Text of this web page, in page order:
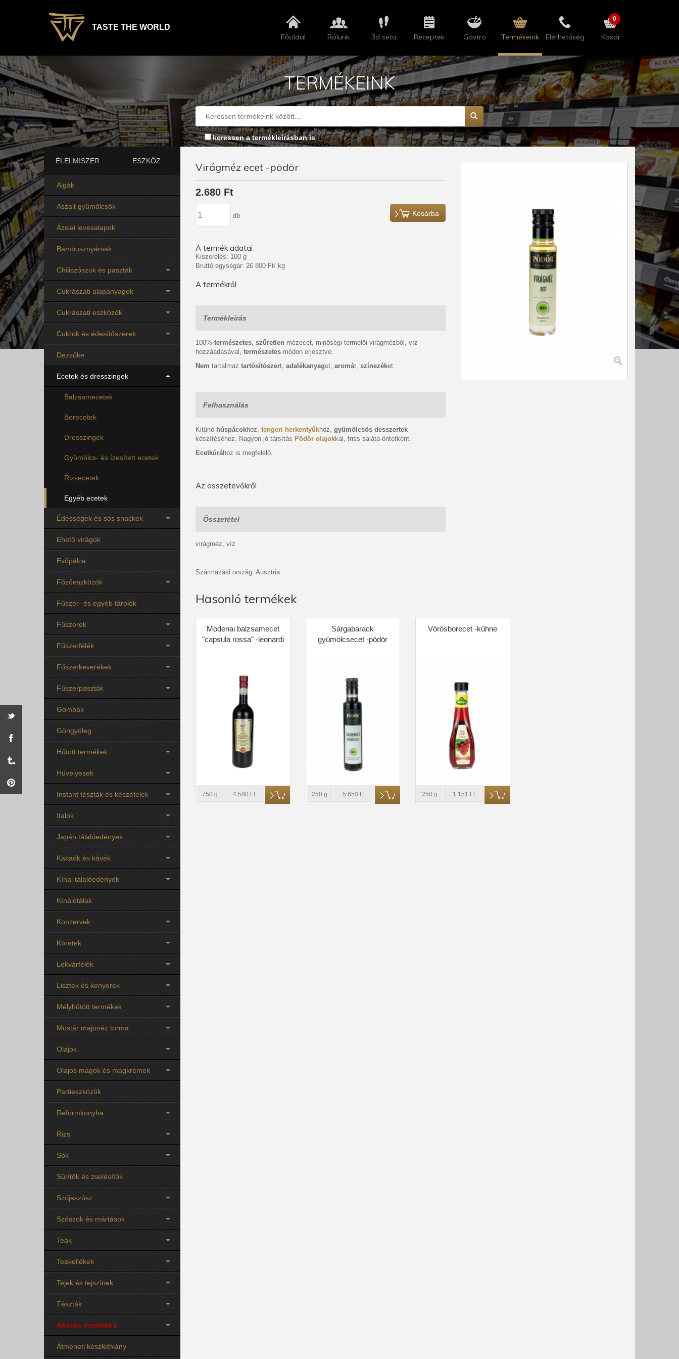
TASTE THE WORLD
Főoldal Rólunk 3d séta Receptek Gastro Termékeink Elérhetőség Kosár
0
TERMÉKEINK
keressen a termékleírásban is
ÉLELMISZER ESZKÖZ
Algák
Aszalt gyümölcsök
Ázsiai levesalapok
Bambusznyársak
Chiliszószok és paszták
Cukrászati alapanyagok
Cukrászati eszközök
Cukrok és édesítőszerek
Dezsőke
Ecetek és dresszingek
Balzsamecetek
Borecetek
Dresszingek
Gyümölcs- és ízesített ecetek
Rizsecetek
Egyéb ecetek
Édességek és sós snackek
Ehető virágok
Evőpálca
Főzőeszközök
Fűszer- és egyéb tárolók
Fűszerek
Fűszerfélék
Fűszerkeverékek
Fűszerpaszták
Gombák
Göngyöleg
Hűtött termékek
Hüvelyesek
Instant tészták és készételek
Italok
Japán tálalóedények
Kakaók és kávék
Kínai tálalóedények
Kínálótálak
Konzervek
Köretek
Lekvárfélék
Lisztek és kenyerek
Mélyhűtött termékek
Mustár majonéz torma
Olajok
Olajos magok és magkrémek
Partieszközök
Reformkonyha
Rizs
Sók
Sűrítők és zselésítők
Szójaszósz
Szószok és mártások
Teák
Teakellékek
Tejek és tejszínek
Tészták
Akciós termékek
Átmeneti készlethiány
Virágméz ecet -pödör
2.680 Ft
db Kosárba
A termék adatai
Kiszerelés: 100 g
Bruttó egységár: 26 800 Ft/ kg
A termékről
Termékleírás
100% természetes, szűretlen mézecet, minőségi termelői virágmézből, víz
hozzáadásával, természetes módon erjesztve.
Nem tartalmaz tartósítószert, adalékanyagot, aromát, színezéket.
Felhasználás
Kitűnő húspácokhoz, tengeri herkentyűkhöz, gyümölcsös desszertek
készítéséhez. Nagyon jó társítás Pödör olajokkal, friss saláta-öntetként.
Ecetkúrához is megfelelő.
Az összetevőkről
Összetétel
virágméz, víz
Származási ország: Ausztria
Hasonló termékek
Modenai balzsamecet
"capsula rossa" -leonardi
750 g 4.580 Ft
Sárgabarack
gyümölcsecet -pödör
250 g 5.650 Ft
Vörösborecet -kühne
250 g 1.151 Ft